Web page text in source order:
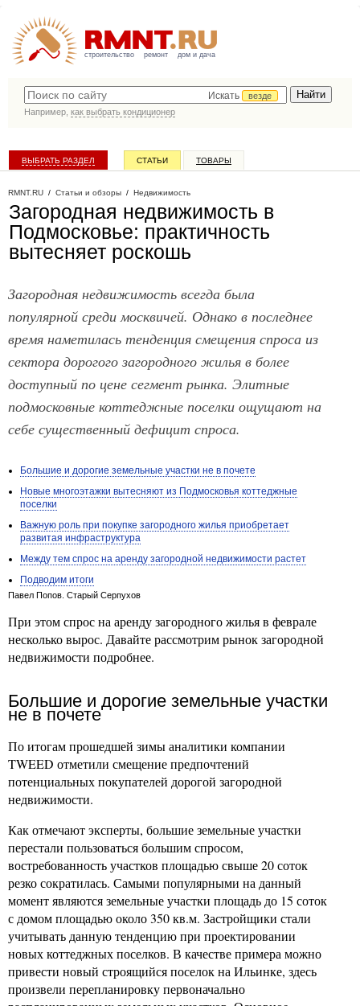
строительство ремонт дом и дача
Искать
везде
Например, как выбрать кондиционер
ВЫБРАТЬ РАЗДЕЛ СТАТЬИ ТОВАРЫ
RMNT.RU / Статьи и обзоры / Недвижимость
Загородная недвижимость в
Подмосковье: практичность
вытесняет роскошь
Загородная недвижимость всегда была
популярной среди москвичей. Однако в последнее
время наметилась тенденция смещения спроса из
сектора дорогого загородного жилья в более
доступный по цене сегмент рынка. Элитные
подмосковные коттеджные поселки ощущают на
себе существенный дефицит спроса.
Большие и дорогие земельные участки не в почете
Новые многоэтажки вытесняют из Подмосковья коттеджные
поселки
Важную роль при покупке загородного жилья приобретает
развитая инфраструктура
Между тем спрос на аренду загородной недвижимости растет
Подводим итоги
Павел Попов. Старый Серпухов
При этом спрос на аренду загородного жилья в феврале
несколько вырос. Давайте рассмотрим рынок загородной
недвижимости подробнее.
Большие и дорогие земельные участки
не в почете
По итогам прошедшей зимы аналитики компании
TWEED отметили смещение предпочтений
потенциальных покупателей дорогой загородной
недвижимости.
Как отмечают эксперты, большие земельные участки
перестали пользоваться большим спросом,
востребованность участков площадью свыше 20 соток
резко сократилась. Самыми популярными на данный
момент являются земельные участки площадь до 15 соток
с домом площадью около 350 кв.м. Застройщики стали
учитывать данную тенденцию при проектировании
новых коттеджных поселков. В качестве примера можно
привести новый строящийся поселок на Ильинке, здесь
произвели перепланировку первоначально